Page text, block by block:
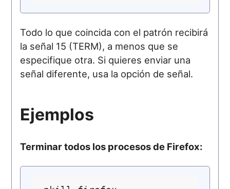
Todo lo que coincida con el patrón recibirá
la señal 15 (TERM), a menos que se
especifique otra. Si quieres enviar una
señal diferente, usa la opción de señal.
Ejemplos
Terminar todos los procesos de Firefox: